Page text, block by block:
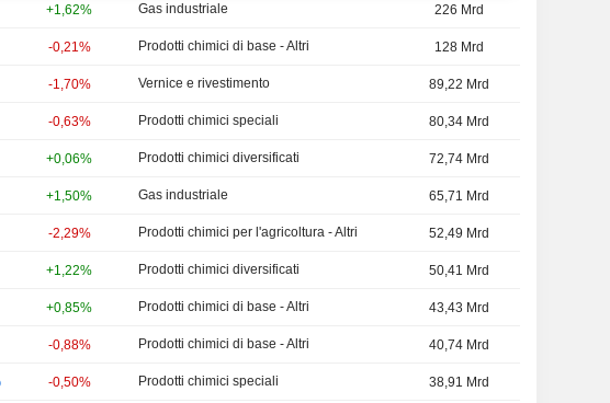
+1,62% Gas industriale 226 Mrd
-0,21% Prodotti chimici di base - Altri 128 Mrd
-1,70% Vernice e rivestimento 89,22 Mrd
-0,63% Prodotti chimici speciali 80,34 Mrd
+0,06% Prodotti chimici diversificati 72,74 Mrd
+1,50% Gas industriale 65,71 Mrd
-2,29% Prodotti chimici per l'agricoltura - Altri 52,49 Mrd
+1,22% Prodotti chimici diversificati 50,41 Mrd
+0,85% Prodotti chimici di base - Altri 43,43 Mrd
-0,88% Prodotti chimici di base - Altri 40,74 Mrd
-0,50% Prodotti chimici speciali 38,91 Mrd